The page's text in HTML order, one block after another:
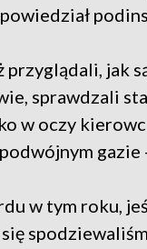
przyglądali, jak
sprawdzali
w oczy
gazie
w tym roku,